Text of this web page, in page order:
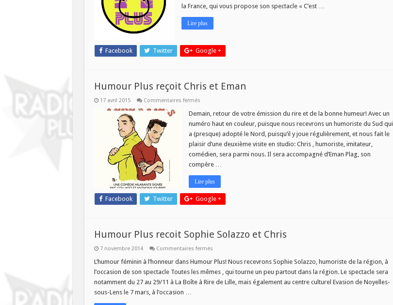
la France, qui vous propose son spectacle « C’est …
Lire plus
Facebook Twitter Google +
Humour Plus reçoit Chris et Eman
17 avril 2015 Commentaires ferméssur
Plus
reçoit
Chris
et
Eman
Demain, retour de votre émission du rire et de la bonne humeur! Avec un
numéro haut en couleur, puisque nous recevrons un humoriste du Sud qui
a (presque) adopté le Nord, puisqu’il y joue régulièrement, et nous fait le
plaisir d’une deuxième visite en studio: Chris , humoriste, imitateur,
comédien, sera parmi nous. Il sera accompagné d’Eman Plag, son
compère …
Lire plus
Facebook Twitter Google +
Humour Plus recoit Sophie Solazzo et Chris
7 novembre 2014 Commentaires ferméssur
Plus
Sophie
Solazzo
et
L’humour féminin à l’honneur dans Humour Plus! Nous recevrons Sophie Solazzo, humoriste de la région, à
l’occasion de son spectacle Toutes les mêmes , qui tourne un peu partout dans la région. Le spectacle sera
notamment du 27 au 29/11 à La Boîte à Rire de Lille, mais également au centre culturel Evasion de Noyelles-
sous-Lens le 7 mars, à l’occasion …